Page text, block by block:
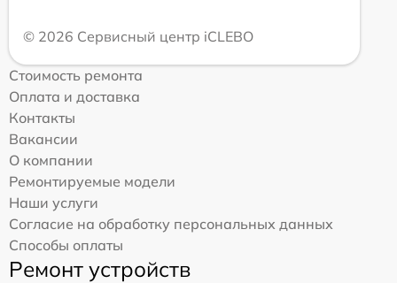
© 2026 Сервисный центр iCLEBO
Стоимость ремонта
Оплата и доставка
Контакты
Вакансии
О компании
Ремонтируемые модели
Наши услуги
Согласие на обработку персональных данных
Способы оплаты
Ремонт устройств